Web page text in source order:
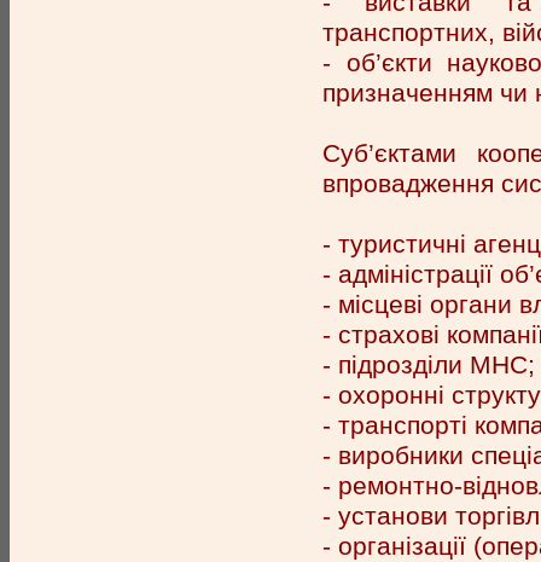
транспортних,
- об’єкти
призначенням чи
Суб’єктами
впровадження
- туристичні
- адміністрації
- місцеві органи
- страхові
- підрозділи МНС;
- охоронні
- транспорті
- виробники
- ремонтно-
- установи
- організації